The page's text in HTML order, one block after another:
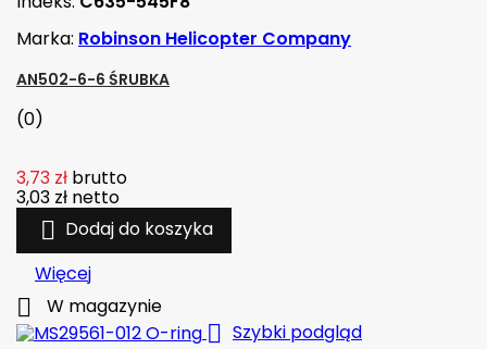
Marka: Robinson Helicopter Company
AN502-6-6 ŚRUBKA
(0)
3,73 zł brutto
3,03 zł netto
 Dodaj do koszyka
Więcej
 W magazynie
 Szybki podgląd